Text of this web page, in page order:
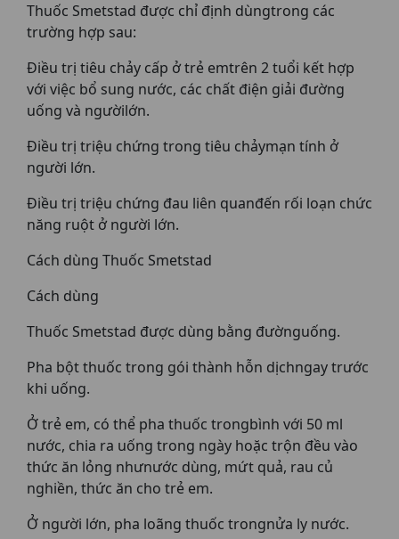
Thuốc Smetstad được chỉ định dùngtrong các
trường hợp sau:
Điều trị tiêu chảy cấp ở trẻ emtrên 2 tuổi kết hợp
với việc bổ sung nước, các chất điện giải đường
uống và ngườilớn.
Điều trị triệu chứng trong tiêu chảymạn tính ở
người lớn.
Điều trị triệu chứng đau liên quanđến rối loạn chức
năng ruột ở người lớn.
Cách dùng Thuốc Smetstad
Cách dùng
Thuốc Smetstad được dùng bằng đườnguống.
Pha bột thuốc trong gói thành hỗn dịchngay trước
khi uống.
Ở trẻ em, có thể pha thuốc trongbình với 50 ml
nước, chia ra uống trong ngày hoặc trộn đều vào
thức ăn lỏng nhưnước dùng, mứt quả, rau củ
nghiền, thức ăn cho trẻ em.
Ở người lớn, pha loãng thuốc trongnửa ly nước.